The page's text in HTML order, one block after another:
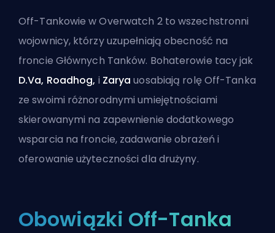
Off-Tankowie w Overwatch 2 to wszechstronni
wojownicy, którzy uzupełniają obecność na
froncie Głównych Tanków. Bohaterowie tacy jak
D.Va, Roadhog, i Zarya uosabiają rolę Off-Tanka
ze swoimi różnorodnymi umiejętnościami
skierowanymi na zapewnienie dodatkowego
wsparcia na froncie, zadawanie obrażeń i
oferowanie użyteczności dla drużyny.
Obowiązki Off-Tanka